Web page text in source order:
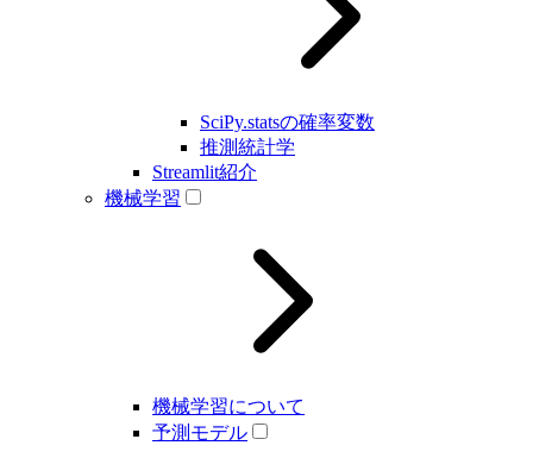
SciPy.statsの確率変数
推測統計学
Streamlit紹介
機械学習
機械学習について
予測モデル